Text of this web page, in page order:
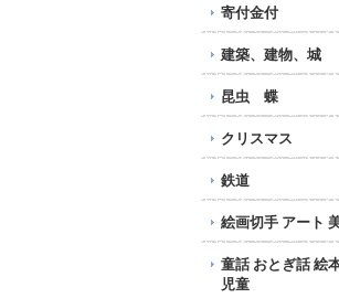
寄付金付
建築、建物、城
昆虫 蝶
クリスマス
鉄道
絵画切手 アート
童話 おとぎ話 絵
児童